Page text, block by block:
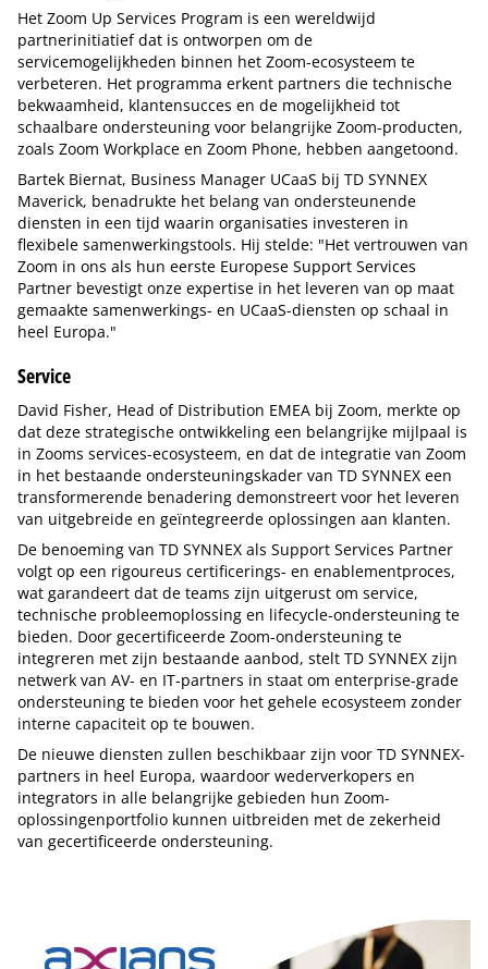
Het Zoom Up Services Program is een wereldwijd
partnerinitiatief dat is ontworpen om de
servicemogelijkheden binnen het Zoom-ecosysteem te
verbeteren. Het programma erkent partners die technische
bekwaamheid, klantensucces en de mogelijkheid tot
schaalbare ondersteuning voor belangrijke Zoom-producten,
zoals Zoom Workplace en Zoom Phone, hebben aangetoond.
Bartek Biernat, Business Manager UCaaS bij TD SYNNEX
Maverick, benadrukte het belang van ondersteunende
diensten in een tijd waarin organisaties investeren in
flexibele samenwerkingstools. Hij stelde: "Het vertrouwen van
Zoom in ons als hun eerste Europese Support Services
Partner bevestigt onze expertise in het leveren van op maat
gemaakte samenwerkings- en UCaaS-diensten op schaal in
heel Europa."
Service
David Fisher, Head of Distribution EMEA bij Zoom, merkte op
dat deze strategische ontwikkeling een belangrijke mijlpaal is
in Zooms services-ecosysteem, en dat de integratie van Zoom
in het bestaande ondersteuningskader van TD SYNNEX een
transformerende benadering demonstreert voor het leveren
van uitgebreide en geïntegreerde oplossingen aan klanten.
De benoeming van TD SYNNEX als Support Services Partner
volgt op een rigoureus certificerings- en enablementproces,
wat garandeert dat de teams zijn uitgerust om service,
technische probleemoplossing en lifecycle-ondersteuning te
bieden. Door gecertificeerde Zoom-ondersteuning te
integreren met zijn bestaande aanbod, stelt TD SYNNEX zijn
netwerk van AV- en IT-partners in staat om enterprise-grade
ondersteuning te bieden voor het gehele ecosysteem zonder
interne capaciteit op te bouwen.
De nieuwe diensten zullen beschikbaar zijn voor TD SYNNEX-
partners in heel Europa, waardoor wederverkopers en
integrators in alle belangrijke gebieden hun Zoom-
oplossingenportfolio kunnen uitbreiden met de zekerheid
van gecertificeerde ondersteuning.